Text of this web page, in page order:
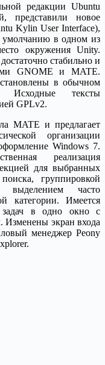
редакции Ubuntu
представили новое
Kylin User Interface),
умолчанию в одном из
окружения Unity.
стабильно и
GNOME и MATE.
в обычном
тексты
GPLv2.
MATE и предлагает
организации
Windows 7.
реализация
для выбранных
группировкой
часто
категории. Имеется
задач в одно окно с
экран входа
менеджер Peony